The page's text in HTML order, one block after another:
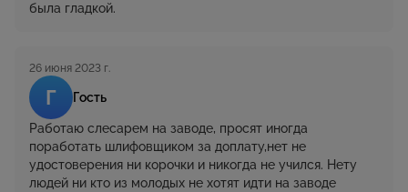
была гладкой.
Г Гость
26 июня 2023 г.
Работаю слесарем на заводе, просят иногда
поработать шлифовщиком за доплату,нет не
удостоверения ни корочки и никогда не учился. Нету
людей ни кто из молодых не хотят идти на заводе